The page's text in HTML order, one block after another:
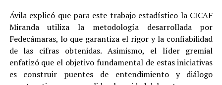
Ávila explicó que para este trabajo estadístico la CICAF
Miranda utiliza la metodología desarrollada por
Fedecámaras, lo que garantiza el rigor y la confiabilidad
de las cifras obtenidas. Asimismo, el líder gremial
enfatizó que el objetivo fundamental de estas iniciativas
es construir puentes de entendimiento y diálogo